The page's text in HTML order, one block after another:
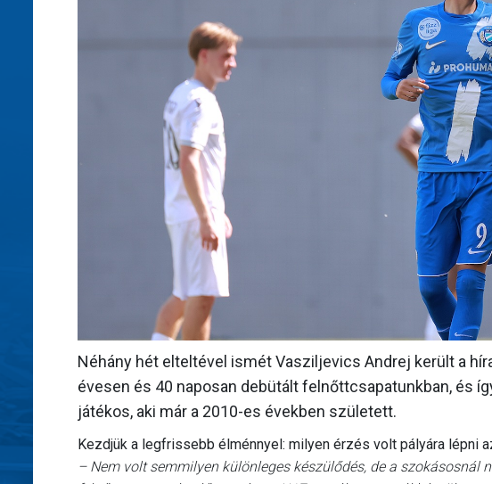
Néhány hét elteltével ismét Vasziljevics Andrej került a
évesen és 40 naposan debütált felnőttcsapatunkban, és
játékos, aki már a 2010-es években született.
Kezdjük a legfrissebb élménnyel: milyen érzés volt pályára lépni
– Nem volt semmilyen különleges készülődés, de a szokásosnál